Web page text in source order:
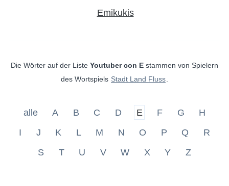
Emikukis
Die Wörter auf der Liste Youtuber con E stammen von Spielern
des Wortspiels Stadt Land Fluss
alle A B C D E F G
H
I
J K L M N O P Q
R
S
T U V W X Y Z